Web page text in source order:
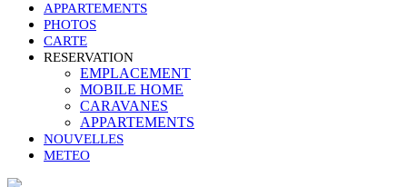
APPARTEMENTS
PHOTOS
CARTE
RESERVATION
EMPLACEMENT
MOBILE HOME
CARAVANES
APPARTEMENTS
NOUVELLES
METEO